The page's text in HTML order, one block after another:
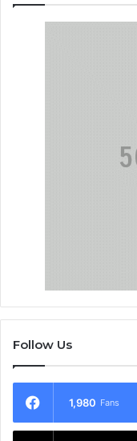
Follow Us
1,980 Fans